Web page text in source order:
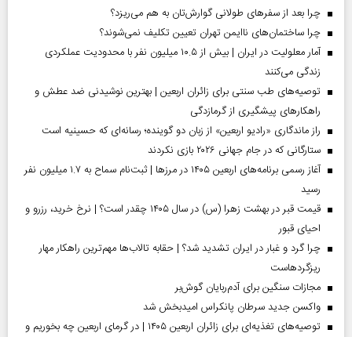
چرا بعد از سفرهای طولانی گوارش‌تان به هم می‌ریزد؟
چرا ساختمان‌های ناایمن تهران تعیین تکلیف نمی‌شوند؟
آمار معلولیت در ایران | بیش از ۱۰.۵ میلیون نفر با محدودیت عملکردی
زندگی می‌کنند
توصیه‌های طب سنتی برای زائران اربعین | بهترین نوشیدنی ضد عطش و
راهکارهای پیشگیری از گرمازدگی
راز ماندگاری «رادیو اربعین» از زبان دو گوینده؛ رسانه‌ای که حسینیه است
ستارگانی که در جام جهانی ۲۰۲۶ بازی نکردند
آغاز رسمی برنامه‌های اربعین ۱۴۰۵ در مرز‌ها | ثبت‌نام سماح به ۱.۷ میلیون نفر
رسید
قیمت قبر در بهشت زهرا (س) در سال ۱۴۰۵ چقدر است؟ | نرخ خرید، رزرو و
احیای قبور
چرا گرد و غبار در ایران تشدید شد؟ | حقابه تالاب‌ها مهم‌ترین راهکار مهار
ریزگردهاست
مجازات سنگین برای آدم‌ربایان گوش‌بر
واکسن جدید سرطان پانکراس امیدبخش شد
توصیه‌های تغذیه‌ای برای زائران اربعین ۱۴۰۵ | در گرمای اربعین چه بخوریم و